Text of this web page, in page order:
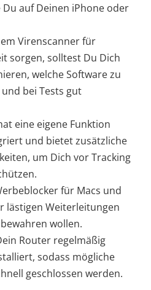
auf Deinen iPhone oder
Virenscanner für
sorgen, solltest Du Dich
welche Software zu
bei Tests gut
eine eigene Funktion
und bietet zusätzliche
um Dich vor Tracking
für Macs und
lästigen Weiterleitungen
wollen.
Router regelmäßig
sodass mögliche
geschlossen werden.